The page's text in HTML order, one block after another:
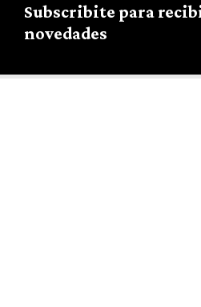
Subscribite para
novedades